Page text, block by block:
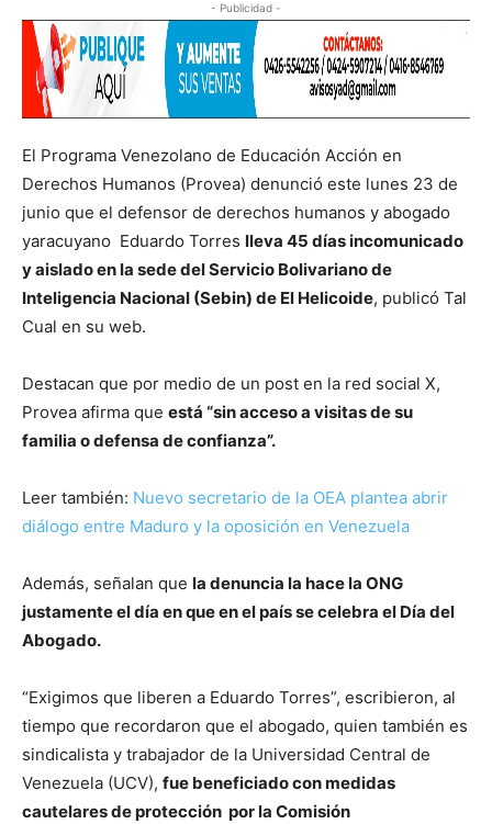
- Publicidad -
El Programa Venezolano de Educación Acción en
Derechos Humanos (Provea) denunció este lunes 23 de
junio que el defensor de derechos humanos y abogado
yaracuyano Eduardo Torres lleva 45 días incomunicado
y aislado en la sede del Servicio Bolivariano de
Inteligencia Nacional (Sebin) de El Helicoide, publicó Tal
Cual en su web.
Destacan que por medio de un post en la red social X,
Provea afirma que está “sin acceso a visitas de su
familia o defensa de confianza”.
Leer también: Nuevo secretario de la OEA plantea abrir
diálogo entre Maduro y la oposición en Venezuela
Además, señalan que la denuncia la hace la ONG
justamente el día en que en el país se celebra el Día del
Abogado.
“Exigimos que liberen a Eduardo Torres”, escribieron, al
tiempo que recordaron que el abogado, quien también es
sindicalista y trabajador de la Universidad Central de
Venezuela (UCV), fue beneficiado con medidas
cautelares de protección por la Comisión